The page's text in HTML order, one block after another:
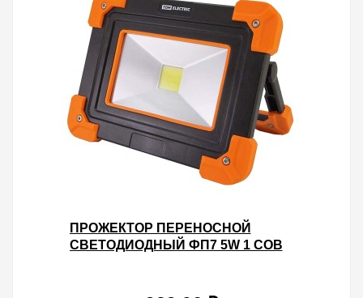
ПРОЖЕКТОР ПЕРЕНОСНОЙ
СВЕТОДИОДНЫЙ ФП7 5W 1 COB